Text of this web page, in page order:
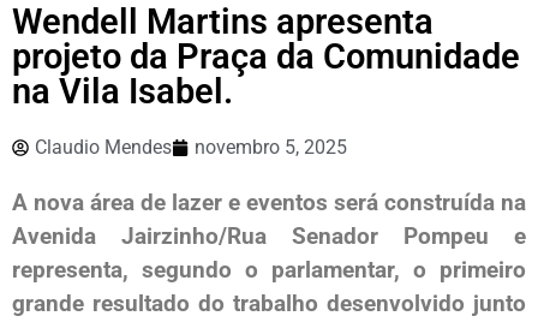
Wendell Martins apresenta
projeto da Praça da Comunidade
na Vila Isabel.
Claudio Mendes novembro 5, 2025
A nova área de lazer e eventos será construída na
Avenida Jairzinho/Rua Senador Pompeu e
representa, segundo o parlamentar, o primeiro
grande resultado do trabalho desenvolvido junto